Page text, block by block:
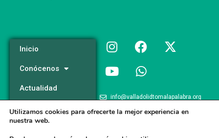
Inicio
Conócenos
Actualidad
Programa
info@valladolidtomalapalabra.org
+34 983 426 124
Utilizamos cookies para ofrecerte la mejor experiencia en
nuestra web.